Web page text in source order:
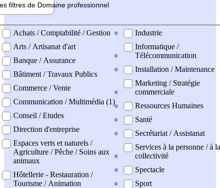
filtres de Domaine professionnel
professionel
Achats / Comptabilité / Gestion
Arts / Artisanat d'art
Banque / Assurance
Bâtiment / Travaux Publics
Commerce / Vente
Communication / Multimédia (1)
Conseil / Etudes
Direction d'entreprise
Espaces verts et naturels /
Agriculture / Pêche / Soins aux
animaux
Hôtellerie - Restauration /
Tourisme / Animation
Industrie
Informatique /
Télécommunication
Installation / Maintenance
Marketing / Stratégie
commerciale
Ressources Humaines
Santé
Secrétariat / Assistanat
Services à la personne / à la
collectivité
Spectacle
Sport